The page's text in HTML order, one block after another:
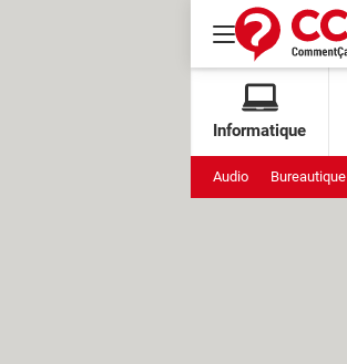
Informatique
Audio Bureautique